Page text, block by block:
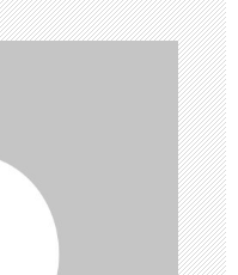
ر
ی
ن
و
ش